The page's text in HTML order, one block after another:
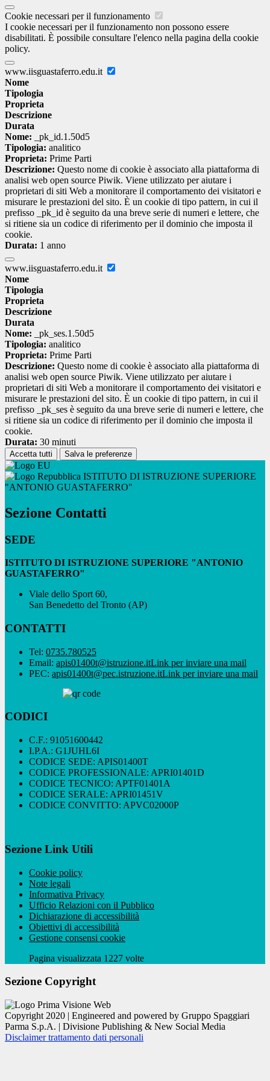
Cookie necessari per il funzionamento
I cookie necessari per il funzionamento non possono essere
disabilitati. È possibile consultare l'elenco nella pagina della cookie
policy.
www.iisguastaferro.edu.it
Nome
Tipologia
Proprieta
Descrizione
Durata
Nome: _pk_id.1.50d5
Tipologia: analitico
Proprieta: Prime Parti
Descrizione: Questo nome di cookie è associato alla piattaforma di
analisi web open source Piwik. Viene utilizzato per aiutare i
proprietari di siti Web a monitorare il comportamento dei visitatori e
misurare le prestazioni del sito. È un cookie di tipo pattern, in cui il
prefisso _pk_id è seguito da una breve serie di numeri e lettere, che
si ritiene sia un codice di riferimento per il dominio che imposta il
cookie.
Durata: 1 anno
www.iisguastaferro.edu.it
Nome
Tipologia
Proprieta
Descrizione
Durata
Nome: _pk_ses.1.50d5
Tipologia: analitico
Proprieta: Prime Parti
Descrizione: Questo nome di cookie è associato alla piattaforma di
analisi web open source Piwik. Viene utilizzato per aiutare i
proprietari di siti Web a monitorare il comportamento dei visitatori e
misurare le prestazioni del sito. È un cookie di tipo pattern, in cui il
prefisso _pk_ses è seguito da una breve serie di numeri e lettere, che
si ritiene sia un codice di riferimento per il dominio che imposta il
cookie.
Durata: 30 minuti
Accetta tutti Salva le preferenze
ISTITUTO DI ISTRUZIONE SUPERIORE
"ANTONIO GUASTAFERRO"
Sezione Contatti
SEDE
ISTITUTO DI ISTRUZIONE SUPERIORE "ANTONIO
GUASTAFERRO"
Viale dello Sport 60,
San Benedetto del Tronto (AP)
CONTATTI
Tel: 0735.780525
Email: apis01400t@istruzione.itLink per inviare una mail
PEC: apis01400t@pec.istruzione.itLink per inviare una mail
CODICI
C.F.: 91051600442
I.P.A.: G1JUHL6I
CODICE SEDE: APIS01400T
CODICE PROFESSIONALE: APRI01401D
CODICE TECNICO: APTF01401A
CODICE SERALE: APRI01451V
CODICE CONVITTO: APVC02000P
Sezione Link Utili
Cookie policy
Note legali
Informativa Privacy
Ufficio Relazioni con il Pubblico
Dichiarazione di accessibilità
Obiettivi di accessibilità
Gestione consensi cookie
Pagina visualizzata 1227 volte
Sezione Copyright
Copyright 2020 | Engineered and powered by Gruppo Spaggiari
Parma S.p.A. | Divisione Publishing & New Social Media
Disclaimer trattamento dati personali